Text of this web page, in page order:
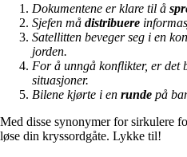
Dokumentene er klare til å
Sjefen må distribuere
Satellitten beveger seg i en
jorden.
For å unngå konflikter, er det
situasjoner.
Bilene kjørte i en runde på
Med disse synonymer for sirkulere
løse din kryssordgåte. Lykke til!